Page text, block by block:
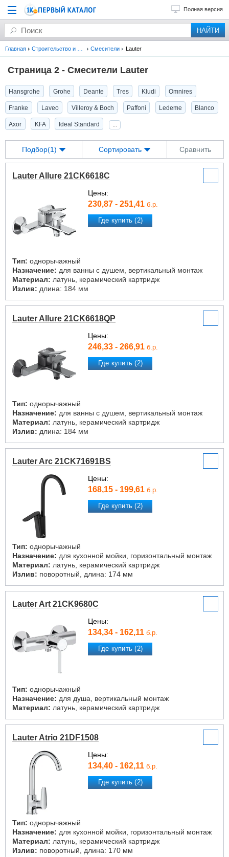
Полная версия
Главная Смесители Lauter
Страница 2 - Смесители Lauter
Hansgrohe Grohe Deante Tres Kludi Omnires
Franke Laveo Villeroy & Boch Paffoni Ledeme Blanco
Axor KFA Ideal Standard ...
Подбор(1) Сортировать Сравнить
Lauter Allure 21CK6618C
Цены:
230,87 - 251,41 б.р.
Где купить (2)
Тип: однорычажный
Назначение: для ванны с душем, вертикальный монтаж
Материал: латунь, керамический картридж
Излив: длина: 184 мм
Lauter Allure 21CK6618QP
Цены:
246,33 - 266,91 б.р.
Где купить (2)
Тип: однорычажный
Назначение: для ванны с душем, вертикальный монтаж
Материал: латунь, керамический картридж
Излив: длина: 184 мм
Lauter Arc 21CK71691BS
Цены:
168,15 - 199,61 б.р.
Где купить (2)
Тип: однорычажный
Назначение: для кухонной мойки, горизонтальный монтаж
Материал: латунь, керамический картридж
Излив: поворотный, длина: 174 мм
Lauter Art 21CK9680C
Цены:
134,34 - 162,11 б.р.
Где купить (2)
Тип: однорычажный
Назначение: для душа, вертикальный монтаж
Материал: латунь, керамический картридж
Lauter Atrio 21DF1508
Цены:
134,40 - 162,11 б.р.
Где купить (2)
Тип: однорычажный
Назначение: для кухонной мойки, горизонтальный монтаж
Материал: латунь, керамический картридж
Излив: поворотный, длина: 170 мм